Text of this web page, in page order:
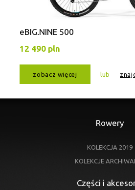
eBIG.NINE 500
12 490 pln
zobacz więcej lub
Rowery
KOLEKCJA 2019
KOLEKCJE
Części i